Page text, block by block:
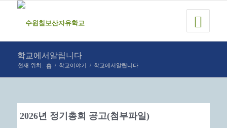
학교에서알립니다
현재 위치: 홈 / 학교이야기 / 학교에서알립니다
2026년 정기총회 공고(첨부파일)